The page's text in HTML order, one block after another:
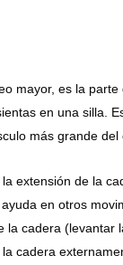
mayor, es la
en una silla.
más grande del
extensión de la
en otros
la cadera (levantar
cadera